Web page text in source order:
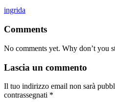
Posted
ingrida
Comments
No comments yet. Why don’t you
Lascia un commento
Il tuo indirizzo email non sarà
contrassegnati *